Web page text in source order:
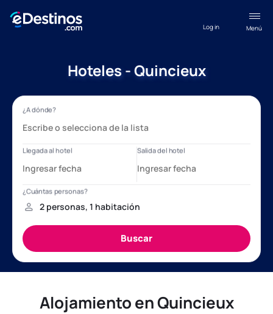
Menú
Log in
Hoteles - Quincieux
Alojamiento en Quincieux